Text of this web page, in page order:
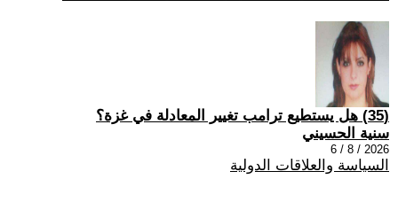
(35) هل يستطيع ترامب تغيير المعادلة في غزة؟
سنية الحسيني
2026 / 8 / 6
السياسة والعلاقات الدولية